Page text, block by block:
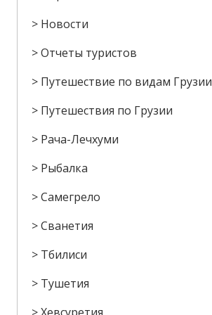
Новости
Отчеты туристов
Путешествие по видам Грузии
Путешествия по Грузии
Рача-Лечхуми
Рыбалка
Самегрело
Сванетия
Тбилиси
Тушетия